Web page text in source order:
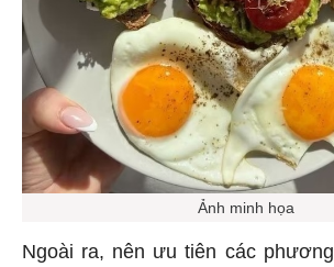
Ảnh minh họa
Ngoài ra, nên ưu tiên các